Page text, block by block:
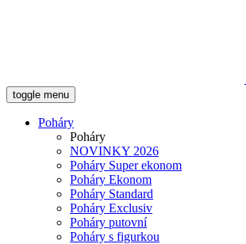
toggle menu
Poháry
Poháry
NOVINKY 2026
Poháry Super ekonom
Poháry Ekonom
Poháry Standard
Poháry Exclusiv
Poháry putovní
Poháry s figurkou